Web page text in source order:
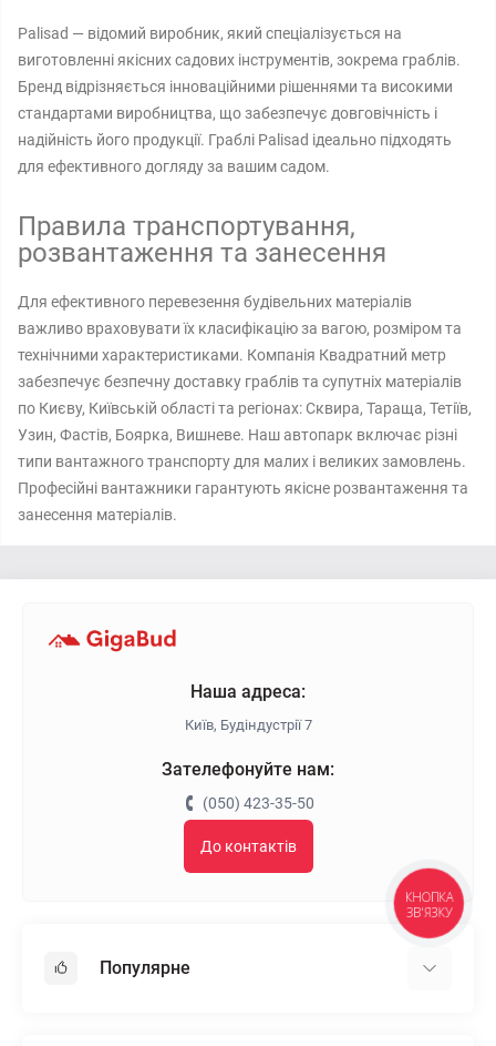
Palisad — відомий виробник, який спеціалізується на
виготовленні якісних садових інструментів, зокрема граблів.
Бренд відрізняється інноваційними рішеннями та високими
стандартами виробництва, що забезпечує довговічність і
надійність його продукції. Граблі Palisad ідеально підходять
для ефективного догляду за вашим садом.
Правила транспортування,
розвантаження та занесення
Для ефективного перевезення будівельних матеріалів
важливо враховувати їх класифікацію за вагою, розміром та
технічними характеристиками. Компанія Квадратний метр
забезпечує безпечну доставку граблів та супутніх матеріалів
по Києву, Київській області та регіонах: Сквира, Тараща, Тетіїв,
Узин, Фастів, Боярка, Вишневе. Наш автопарк включає різні
типи вантажного транспорту для малих і великих замовлень.
Професійні вантажники гарантують якісне розвантаження та
занесення матеріалів.
Наша адреса:
Київ, Будіндустрії 7
Зателефонуйте нам:
(050) 423-35-50
До контактів
Популярне
КНОПКА
ЗВ'ЯЗКУ